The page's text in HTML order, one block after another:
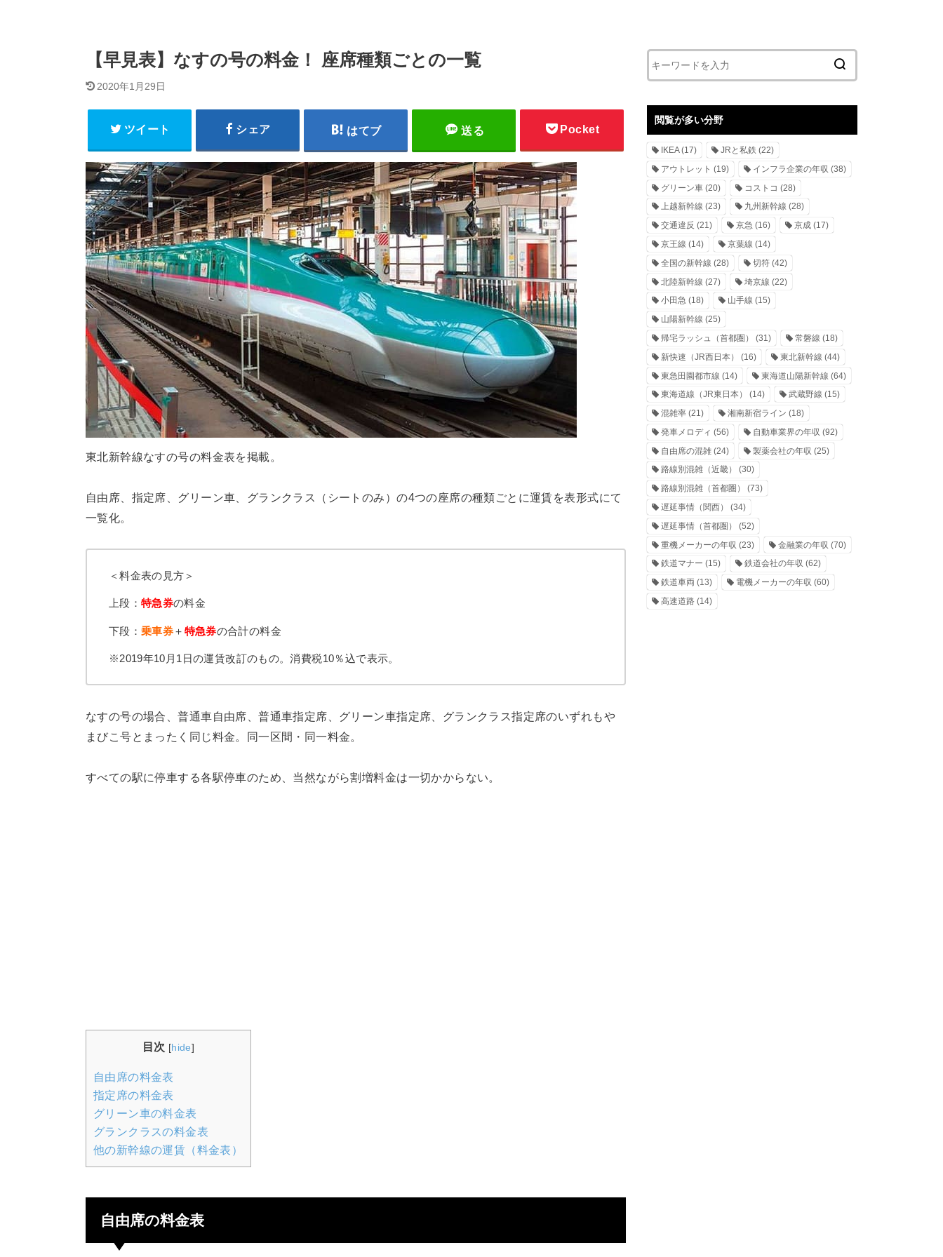
【早見表】なすの号の料金！ 座席種類ごとの一覧
2020年1月29日
ツイート シェア はてブ 送る Pocket
東北新幹線なすの号の料金表を掲載。
自由席、指定席、グリーン車、グランクラス（シートのみ）の4つの座席の種類ごとに運賃を表形式にて
一覧化。
＜料金表の見方＞
上段： 特急券の料金
下段： 乗車券＋ 特急券の合計の料金
※2019年10月1日の運賃改訂のもの。消費税10％込で表示。
なすの号の場合、普通車自由席、普通車指定席、グリーン車指定席、グランクラス指定席のいずれもや
まびこ号とまったく同じ料金。同一区間・同一料金。
すべての駅に停車する各駅停車のため、当然ながら割増料金は一切かからない。
目次 [hide]
自由席の料金表
指定席の料金表
グリーン車の料金表
グランクラスの料金表
他の新幹線の運賃（料金表）
自由席の料金表
閲覧が多い分野
IKEA(17) JRと私鉄 (22)
アウトレット (19) インフラ企業の年収 (38)
グリーン車 (20) コストコ (28)
上越新幹線 (23) 九州新幹線 (28)
交通違反 (21) 京急 (16) 京成(17)
京王線 (14) 京葉線 (14)
全国の新幹線 (28) 切符(42)
北陸新幹線 (27) 埼京線 (22)
小田急 (18) 山手線 (15)
山陽新幹線 (25)
帰宅ラッシュ（首都圏）
(31) 常磐線 (18)
新快速（JR西日本）
(16) 東北新幹線 (44)
東急田園都市線 (14) 東海道山陽新幹線 (64)
東海道線（JR東日本）
(14) 武蔵野線 (15)
混雑率 (21) 湘南新宿ライン (18)
発車メロディ (56) 自動車業界の年収 (92)
自由席の混雑 (24) 製薬会社の年収 (25)
路線別混雑（近畿）
(30)
路線別混雑（首都圏）
(73)
遅延事情（関西）
(34)
遅延事情（首都圏）
(52)
重機メーカーの年収 (23) 金融業の年収 (70)
鉄道マナー (15) 鉄道会社の年収 (62)
鉄道車両 (13) 電機メーカーの年収 (60)
高速道路 (14)